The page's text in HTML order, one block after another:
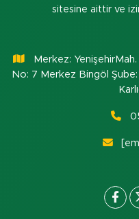
sitesine aittir ve
Merkez:
No: 7 Merkez Bingöl